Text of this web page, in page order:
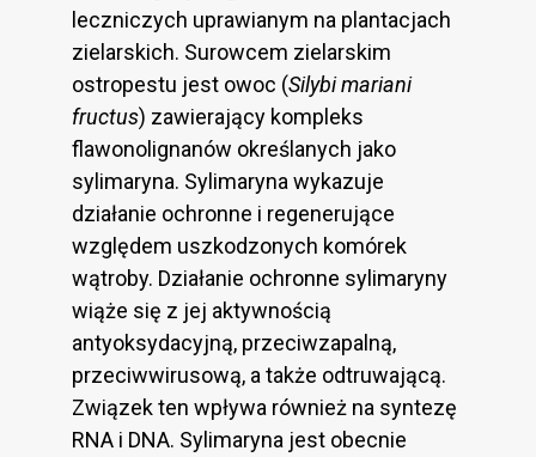
leczniczych uprawianym na plantacjach
zielarskich. Surowcem zielarskim
ostropestu jest owoc (Silybi mariani
fructus) zawierający kompleks
flawonolignanów określanych jako
sylimaryna. Sylimaryna wykazuje
działanie ochronne i regenerujące
względem uszkodzonych komórek
wątroby. Działanie ochronne sylimaryny
wiąże się z jej aktywnością
antyoksydacyjną, przeciwzapalną,
przeciwwirusową, a także odtruwającą.
Związek ten wpływa również na syntezę
RNA i DNA. Sylimaryna jest obecnie